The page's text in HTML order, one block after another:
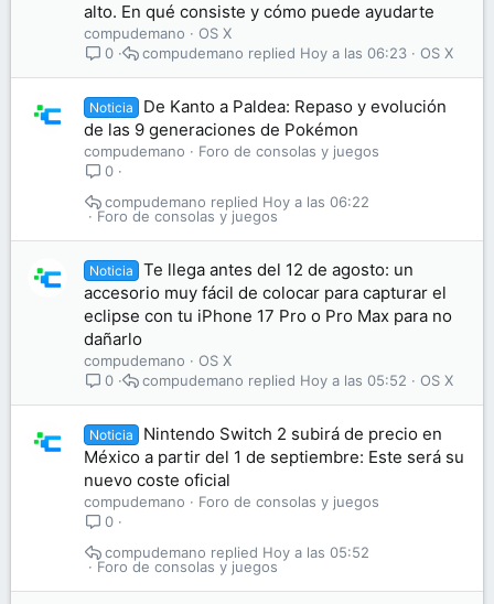
alto. En qué consiste y cómo puede ayudarte
compudemano
OS X
0
OS X
Hoy a las 06:23
compudemano
Noticia
De Kanto a Paldea: Repaso y evolución
de las 9 generaciones de Pokémon
compudemano
Foro de consolas y juegos
0
Foro de consolas y juegos
Hoy a las 06:22
compudemano
Noticia
Te llega antes del 12 de agosto: un
accesorio muy fácil de colocar para capturar el
eclipse con tu iPhone 17 Pro o Pro Max para no
dañarlo
compudemano
OS X
0
OS X
Hoy a las 05:52
compudemano
Noticia
Nintendo Switch 2 subirá de precio en
México a partir del 1 de septiembre: Este será su
nuevo coste oficial
compudemano
Foro de consolas y juegos
0
Foro de consolas y juegos
Hoy a las 05:52
compudemano